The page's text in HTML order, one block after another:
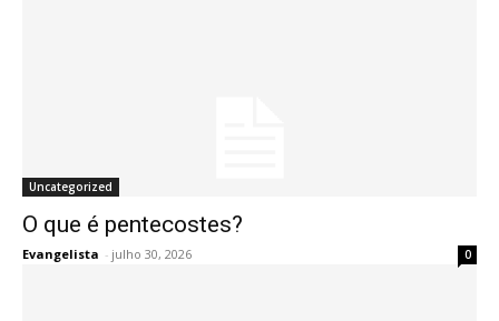
Uncategorized
O que é pentecostes?
Evangelista - julho 30, 2026 0